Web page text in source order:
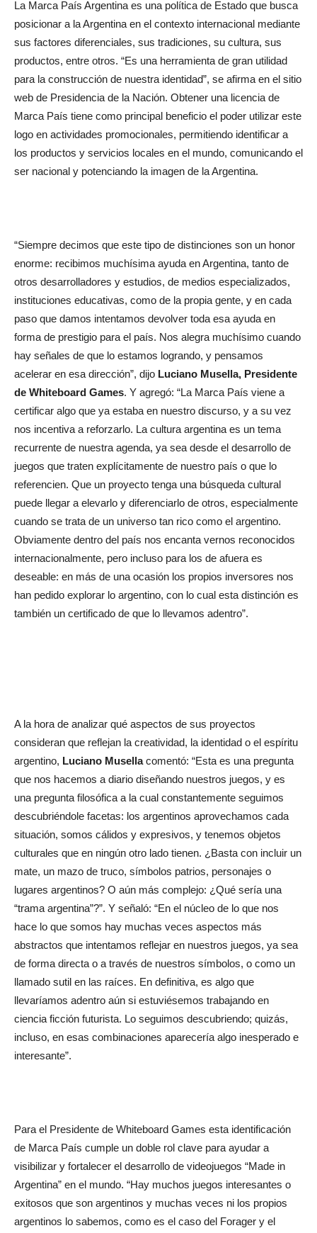
La Marca País Argentina es una política de Estado que busca
posicionar a la Argentina en el contexto internacional mediante
sus factores diferenciales, sus tradiciones, su cultura, sus
productos, entre otros. “Es una herramienta de gran utilidad
para la construcción de nuestra identidad”, se afirma en el sitio
web de Presidencia de la Nación. Obtener una licencia de
Marca País tiene como principal beneficio el poder utilizar este
logo en actividades promocionales, permitiendo identificar a
los productos y servicios locales en el mundo, comunicando el
ser nacional y potenciando la imagen de la Argentina.
“Siempre decimos que este tipo de distinciones son un honor
enorme: recibimos muchísima ayuda en Argentina, tanto de
otros desarrolladores y estudios, de medios especializados,
instituciones educativas, como de la propia gente, y en cada
paso que damos intentamos devolver toda esa ayuda en
forma de prestigio para el país. Nos alegra muchísimo cuando
hay señales de que lo estamos logrando, y pensamos
acelerar en esa dirección”, dijo Luciano Musella, Presidente
de Whiteboard Games. Y agregó: “La Marca País viene a
certificar algo que ya estaba en nuestro discurso, y a su vez
nos incentiva a reforzarlo. La cultura argentina es un tema
recurrente de nuestra agenda, ya sea desde el desarrollo de
juegos que traten explícitamente de nuestro país o que lo
referencien. Que un proyecto tenga una búsqueda cultural
puede llegar a elevarlo y diferenciarlo de otros, especialmente
cuando se trata de un universo tan rico como el argentino.
Obviamente dentro del país nos encanta vernos reconocidos
internacionalmente, pero incluso para los de afuera es
deseable: en más de una ocasión los propios inversores nos
han pedido explorar lo argentino, con lo cual esta distinción es
también un certificado de que lo llevamos adentro”.
A la hora de analizar qué aspectos de sus proyectos
consideran que reflejan la creatividad, la identidad o el espíritu
argentino, Luciano Musellacomentó: “Esta es una pregunta
que nos hacemos a diario diseñando nuestros juegos, y es
una pregunta filosófica a la cual constantemente seguimos
descubriéndole facetas: los argentinos aprovechamos cada
situación, somos cálidos y expresivos, y tenemos objetos
culturales que en ningún otro lado tienen. ¿Basta con incluir un
mate, un mazo de truco, símbolos patrios, personajes o
lugares argentinos? O aún más complejo: ¿Qué sería una
“trama argentina”?”. Y señaló: “En el núcleo de lo que nos
hace lo que somos hay muchas veces aspectos más
abstractos que intentamos reflejar en nuestros juegos, ya sea
de forma directa o a través de nuestros símbolos, o como un
llamado sutil en las raíces. En definitiva, es algo que
llevaríamos adentro aún si estuviésemos trabajando en
ciencia ficción futurista. Lo seguimos descubriendo; quizás,
incluso, en esas combinaciones aparecería algo inesperado e
interesante”.
Para el Presidente de Whiteboard Games esta identificación
de Marca País cumple un doble rol clave para ayudar a
visibilizar y fortalecer el desarrollo de videojuegos “Made in
Argentina” en el mundo. “Hay muchos juegos interesantes o
exitosos que son argentinos y muchas veces ni los propios
argentinos lo sabemos, como es el caso del Forager y el